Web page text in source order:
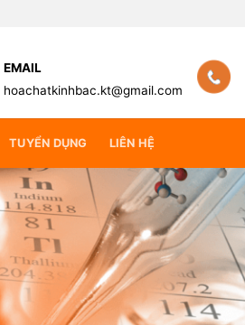
EMAIL
hoachatkinhbac.kt@gmail.com
TUYỂN DỤNG LIÊN HỆ